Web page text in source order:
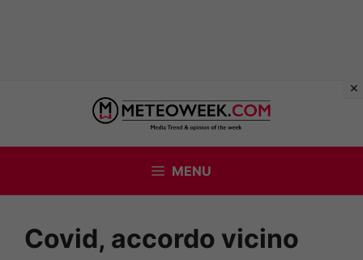
contenuto
MENU
Covid, accordo vicino